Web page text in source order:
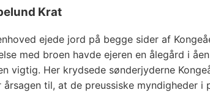
Krat
ejede jord på begge sider af
med broen havde ejeren en ålegård i
vigtig. Her krydsede sønderjyderne
til, at de preussiske myndigheder